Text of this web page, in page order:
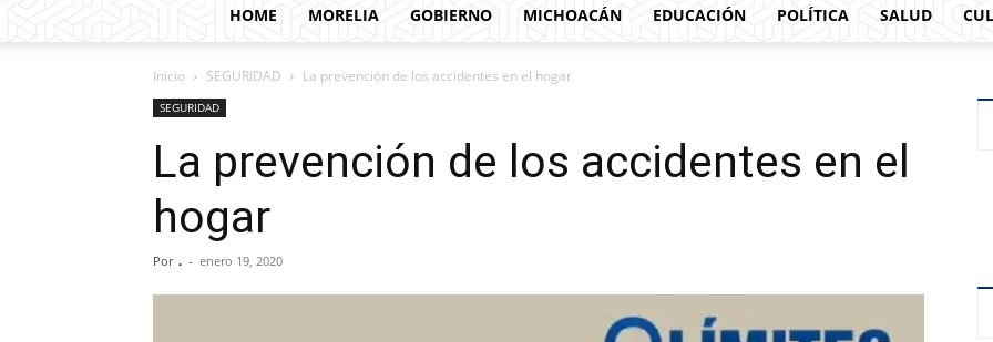
HOME MORELIA GOBIERNO MICHOACÁN EDUCACIÓN POLÍTICA SALUD
Inicio SEGURIDAD La prevención de los accidentes en el hogar
SEGURIDAD
La prevención de los accidentes en el
hogar
Por . - enero 19, 2020